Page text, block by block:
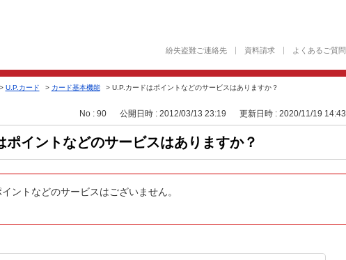
紛失盗難ご連絡先 資料請求 よくあるご質問
> U.P.カード > カード基本機能 > U.P.カードはポイントなどのサービスはありますか？
No : 90 公開日時 : 2012/03/13 23:19 更新日時 : 2020/11/19 14:43
ポイントなどのサービスはありますか？
ントなどのサービスはございません。